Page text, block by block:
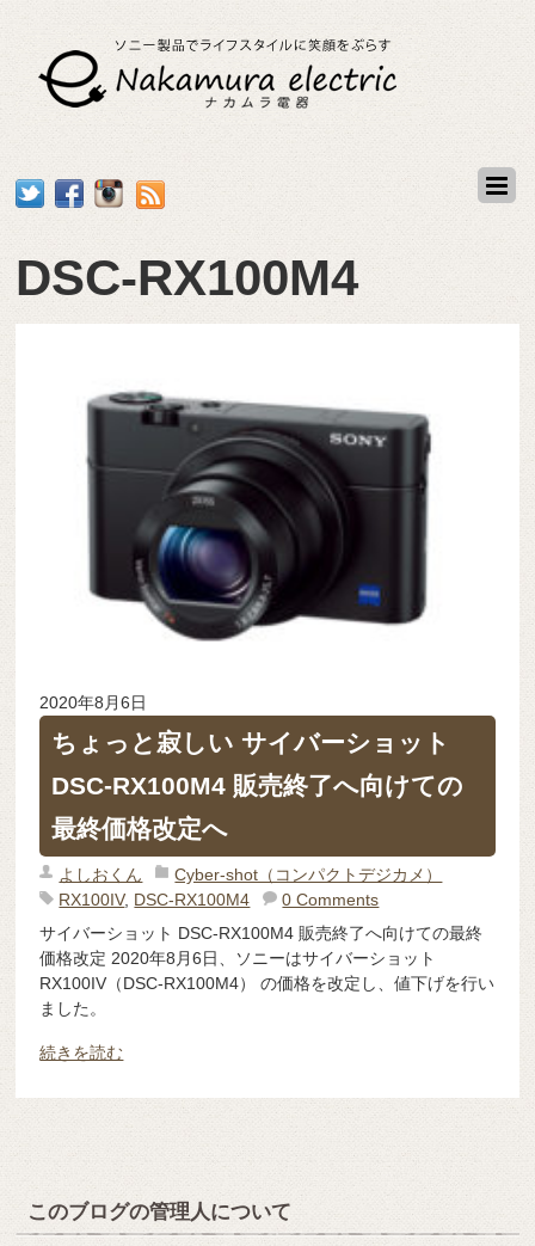
DSC-RX100M4
2020年8月6日
ちょっと寂しい サイバーショット
DSC-RX100M4 販売終了へ向けての
最終価格改定へ
よしおくん
Cyber-shot（コンパクトデジカメ）
RX100IV, DSC-RX100M4
0 Comments
サイバーショット DSC-RX100M4 販売終了へ向けての最終
価格改定 2020年8月6日、ソニーはサイバーショット
RX100IV（DSC-RX100M4） の価格を改定し、値下げを行い
ました。
続きを読む
このブログの管理人について